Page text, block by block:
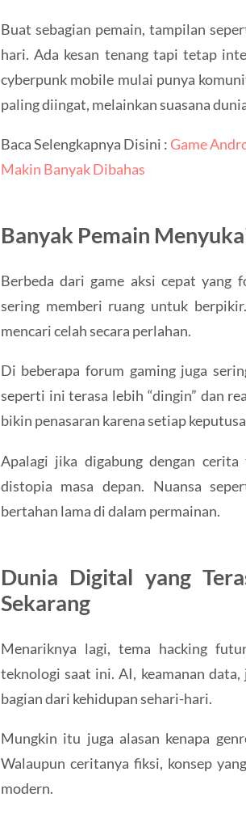
Buat sebagian pemain, tampilan
hari. Ada kesan tenang tapi tetap
cyberpunk mobile mulai punya
paling diingat, melainkan suasana
Baca Selengkapnya Disini :Game
Makin Banyak Dibahas
Banyak Pemain
Berbeda dari game aksi cepat yang
sering memberi ruang untuk
mencari celah secara perlahan.
Di beberapa forum gaming juga
seperti ini terasa lebih “dingin” dan
bikin penasaran karena setiap
Apalagi jika digabung dengan
distopia masa depan. Nuansa
bertahan lama di dalam permainan.
Dunia Digital yang
Sekarang
Menariknya lagi, tema hacking
teknologi saat ini. AI, keamanan
bagian dari kehidupan sehari-hari.
Mungkin itu juga alasan kenapa
Walaupun ceritanya fiksi, konsep
modern.